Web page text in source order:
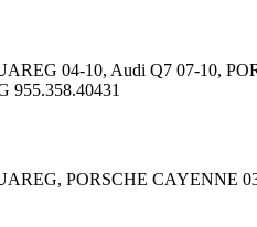
04-10, Audi Q7 07-10,
955.358.40431
PORSCHE CAYENNE